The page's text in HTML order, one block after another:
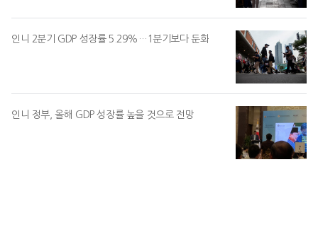
인니 2분기 GDP 성장률 5.29%…1분기보다 둔화
인니 정부, 올해 GDP 성장률 높을 것으로 전망